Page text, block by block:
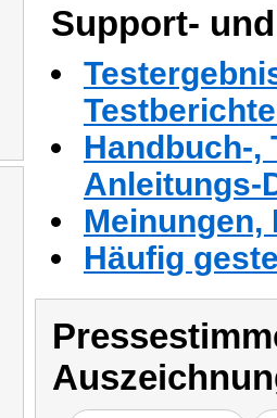
Support-
Handbuch-,
Anleitungs-
Häufig